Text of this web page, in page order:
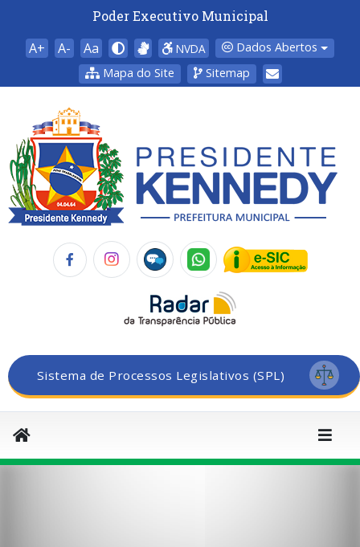
Poder Executivo Municipal
A+ A- Aa NVDA
Dados Abertos
Mapa do Site
Sitemap
Sistema de Processos Legislativos (SPL)